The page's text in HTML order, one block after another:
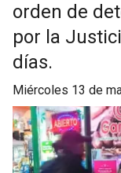
orden de
por la
días.
miércoles 13 de